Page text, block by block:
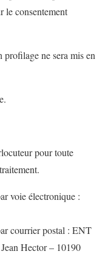
le consentement
ne sera mis en
pour toute
voie électronique :
courrier postal : ENT
Hector – 10190